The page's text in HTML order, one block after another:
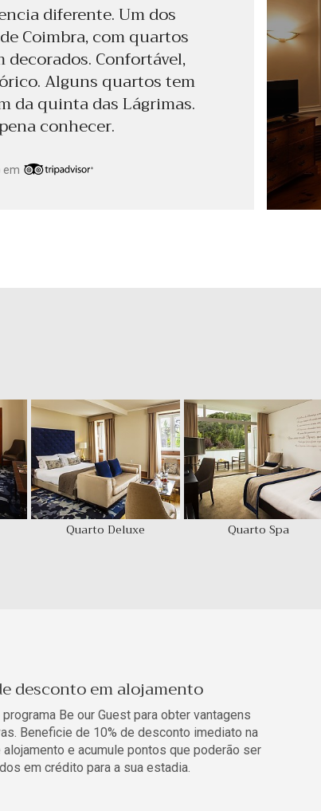
diferente. Um dos
Coimbra, com quartos
decorados. Confortável,
Alguns quartos tem
da quinta das Lágrimas.
conhecer.
em
Quarto Deluxe Quarto Spa
desconto em alojamento
programa Be our Guest para obter vantagens
Beneficie de 10% de desconto imediato na
e acumule pontos que poderão ser
em crédito para a sua estadia.